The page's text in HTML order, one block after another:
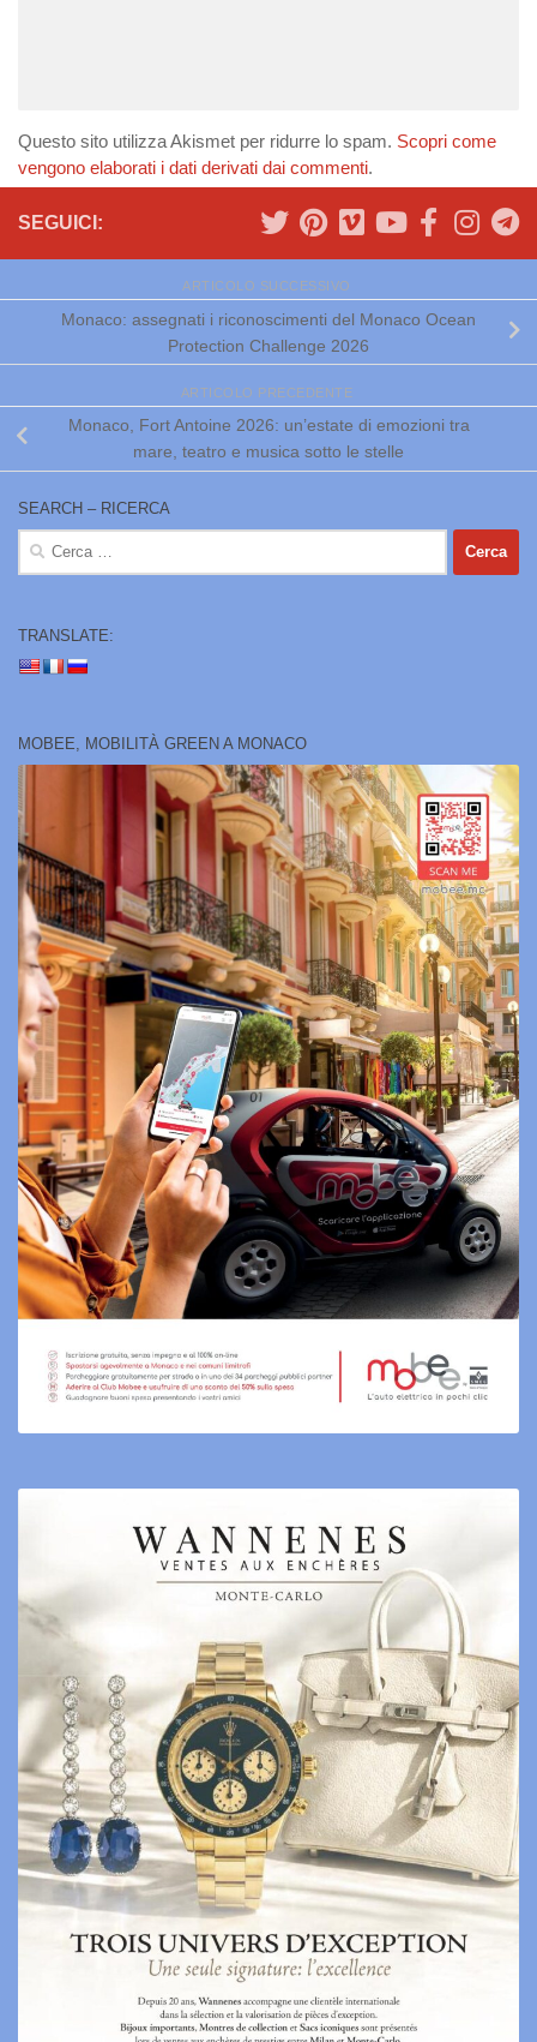
Questo sito utilizza Akismet per ridurre lo spam. Scopri come
vengono elaborati i dati derivati dai commenti.
SEGUICI:
ARTICOLO SUCCESSIVO
Monaco: assegnati i riconoscimenti del Monaco Ocean
Protection Challenge 2026
ARTICOLO PRECEDENTE
Monaco, Fort Antoine 2026: un’estate di emozioni tra
mare, teatro e musica sotto le stelle
SEARCH – RICERCA
Ricerca
TRANSLATE:
MOBEE, MOBILITÀ GREEN A MONACO